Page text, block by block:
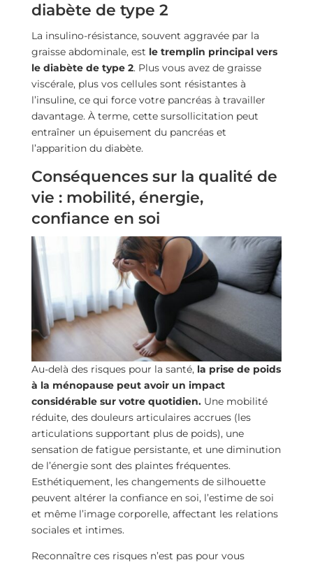
diabète de type 2
La insulino-résistance, souvent aggravée par la
graisse abdominale, est le tremplin principal vers
le diabète de type 2. Plus vous avez de graisse
viscérale, plus vos cellules sont résistantes à
l’insuline, ce qui force votre pancréas à travailler
davantage. À terme, cette sursollicitation peut
entraîner un épuisement du pancréas et
l’apparition du diabète.
Conséquences sur la qualité de
vie : mobilité, énergie,
confiance en soi
Au-delà des risques pour la santé,la prise de poids
à la ménopause peut avoir un impact
considérable sur votre quotidien. Une mobilité
réduite, des douleurs articulaires accrues (les
articulations supportant plus de poids), une
sensation de fatigue persistante, et une diminution
de l’énergie sont des plaintes fréquentes.
Esthétiquement, les changements de silhouette
peuvent altérer la confiance en soi, l’estime de soi
et même l’image corporelle, affectant les relations
sociales et intimes.
Reconnaître ces risques n’est pas pour vous